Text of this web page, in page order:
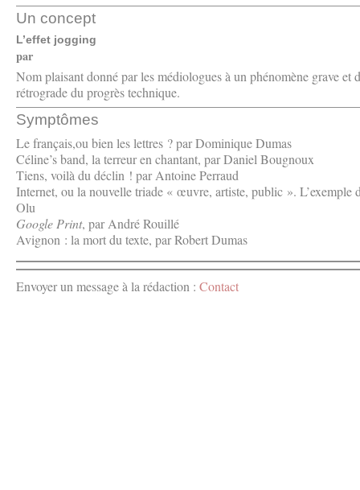
Un concept
L’effet jogging
par
Nom plaisant donné par les médiologues à un phénomène grave et
rétrograde du progrès technique.
Symptômes
Le français,ou bien les lettres ? par Dominique Dumas
Céline’s band, la terreur en chantant, par Daniel Bougnoux
Tiens, voilà du déclin ! par Antoine Perraud
Internet, ou la nouvelle triade « œuvre, artiste, public ». L’exemple
Olu
Google Print, par André Rouillé
Avignon : la mort du texte, par Robert Dumas
Envoyer un message à la rédaction : Contact